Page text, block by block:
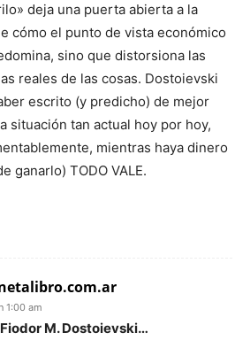
deja una puerta abierta a la
cómo el punto de vista económico
sino que distorsiona las
reales de las cosas. Dostoievski
escrito (y predicho) de mejor
situación tan actual hoy por hoy,
mientras haya dinero
ganarlo) TODO VALE.
1:00 am
M. Dostoievski…